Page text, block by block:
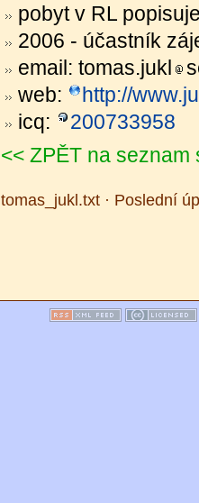
pobyt v RL
2006 - účastník
email: tomas.jukl
web:
http://
icq:
200733958
<< ZPĚT na seznam
tomas_jukl.txt · Poslední